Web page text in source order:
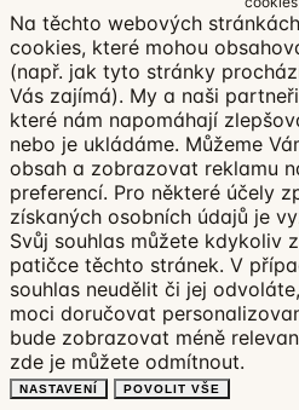
Na těchto webových
cookies, které mohou
(např. jak tyto stránky
Vás zajímá). My a naši
které nám napomáhají
nebo je ukládáme. Můžeme
obsah a zobrazovat reklamu
preferencí. Pro některé účely
získaných osobních údajů je
Svůj souhlas můžete kdykoliv
patičce těchto stránek. V
souhlas neudělit či jej
moci doručovat
bude zobrazovat méně
zde je můžete odmítnout.
NASTAVENÍ POVOLIT VŠE